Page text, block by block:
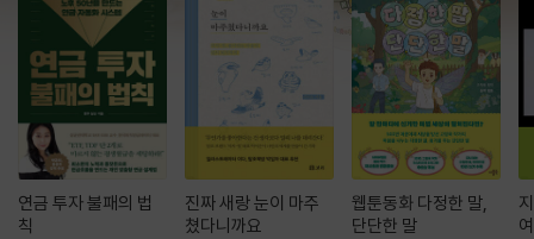
연금 투자 불패의 법
칙
진짜 새랑 눈이 마주
쳤다니까요
웹툰동화 다정한 말,
단단한 말